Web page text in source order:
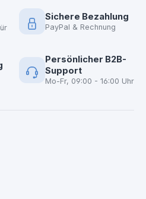
Sichere Bezahlung
PayPal & Rechnung
Persönlicher B2B-
Support
Mo-Fr, 09:00 - 16:00 Uhr